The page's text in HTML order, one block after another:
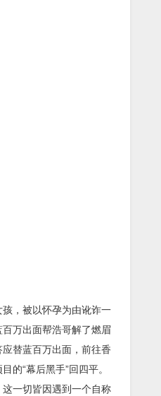
，被以怀孕为由讹诈一
万出面帮浩哥解了燃眉
替蓝百万出面，前往香
的“幕后黑手”回四平。
一切皆因遇到一个自称